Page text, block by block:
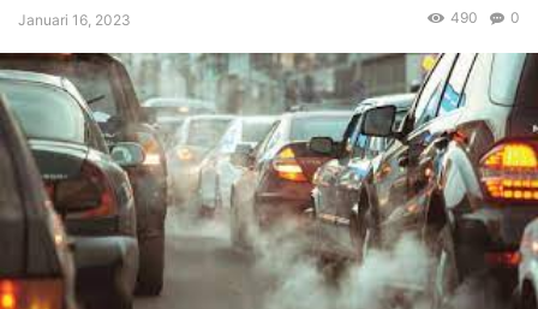
Januari 16, 2023 0
490